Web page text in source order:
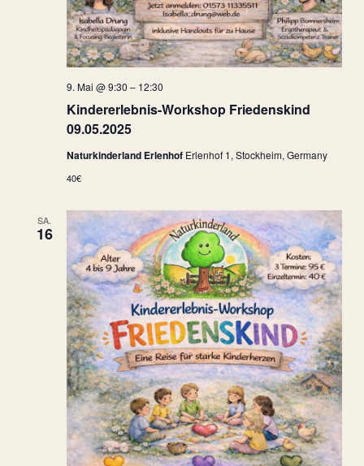
Kindererlebnis-Workshop Friedenskind
09.05.2025
9. Mai @ 9:30 – 12:30
Naturkinderland Erlenhof Erlenhof 1, Stockheim, Germany
40€
SA.
16